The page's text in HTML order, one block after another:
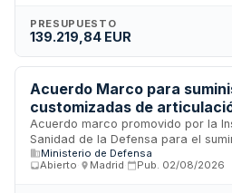
incluye tanto el suministro de los
como los servicios de instalación y
PRESUPUESTO
139.219,84 EUR
Acuerdo Marco para
customizadas de
temporomandibular en
maxilofacial del Ministerio
Acuerdo marco promovido por la
Sanidad de la Defensa para el
customizadas de articulación
a procedimientos de cirugía oral y
Ministerio de Defensa
Abierto
Madrid Pub. 02/08/2026